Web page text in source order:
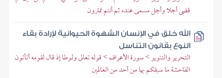
قضى أجلا وأجل مسمى عنده ثم أنتم تمترون
الله خلق في الإنسان الشهوة الحيوانية لإرادة بقاء
النوع بقانون التناسل
التحرير والتنوير > سورة الأعراف > قوله تعالى ولوطا إذ قال لقومه أتأتون
الفاحشة ما سبقكم بها من أحد من العالمين